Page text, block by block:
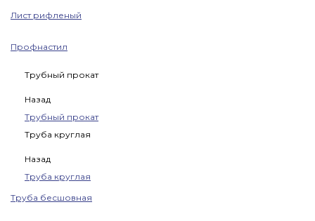
Лист рифленый
Профнастил
Трубный прокат
Назад
Трубный прокат
Труба круглая
Назад
Труба круглая
Труба бесшовная